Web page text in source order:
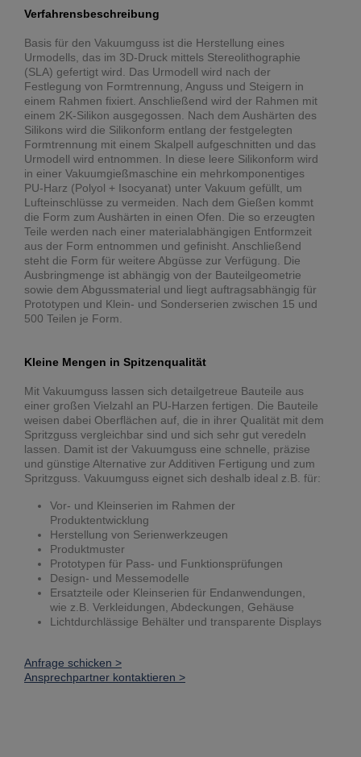
Verfahrensbeschreibung
Basis für den Vakuumguss ist die Herstellung eines
Urmodells, das im 3D-Druck mittels Stereolithographie
(SLA) gefertigt wird. Das Urmodell wird nach der
Festlegung von Formtrennung, Anguss und Steigern in
einem Rahmen fixiert. Anschließend wird der Rahmen mit
einem 2K-Silikon ausgegossen. Nach dem Aushärten des
Silikons wird die Silikonform entlang der festgelegten
Formtrennung mit einem Skalpell aufgeschnitten und das
Urmodell wird entnommen. In diese leere Silikonform wird
in einer Vakuumgießmaschine ein mehrkomponentiges
PU-Harz (Polyol + Isocyanat) unter Vakuum gefüllt, um
Lufteinschlüsse zu vermeiden. Nach dem Gießen kommt
die Form zum Aushärten in einen Ofen. Die so erzeugten
Teile werden nach einer materialabhängigen Entformzeit
aus der Form entnommen und gefinisht. Anschließend
steht die Form für weitere Abgüsse zur Verfügung. Die
Ausbringmenge ist abhängig von der Bauteilgeometrie
sowie dem Abgussmaterial und liegt auftragsabhängig für
Prototypen und Klein- und Sonderserien zwischen 15 und
500 Teilen je Form.
Kleine Mengen in Spitzenqualität
Mit Vakuumguss lassen sich detailgetreue Bauteile aus
einer großen Vielzahl an PU-Harzen fertigen. Die Bauteile
weisen dabei Oberflächen auf, die in ihrer Qualität mit dem
Spritzguss vergleichbar sind und sich sehr gut veredeln
lassen. Damit ist der Vakuumguss eine schnelle, präzise
und günstige Alternative zur Additiven Fertigung und zum
Spritzguss. Vakuumguss eignet sich deshalb ideal z.B. für:
Vor- und Kleinserien im Rahmen der
Produktentwicklung
Herstellung von Serienwerkzeugen
Produktmuster
Prototypen für Pass- und Funktionsprüfungen
Design- und Messemodelle
Ersatzteile oder Kleinserien für Endanwendungen,
wie z.B. Verkleidungen, Abdeckungen, Gehäuse
Lichtdurchlässige Behälter und transparente Displays
Anfrage schicken >
Ansprechpartner kontaktieren >